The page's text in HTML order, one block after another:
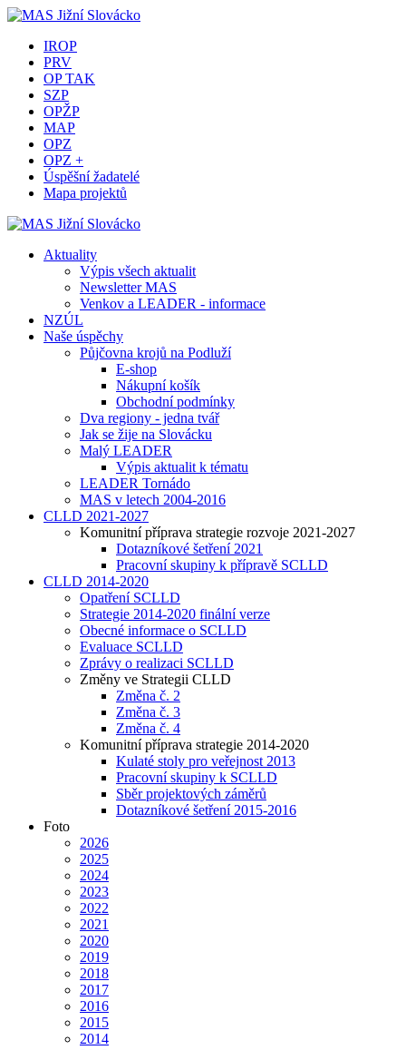
IROP
PRV
OP TAK
SZP
OPŽP
MAP
OPZ
OPZ +
Úspěšní žadatelé
Mapa projektů
Aktuality
Výpis všech aktualit
Newsletter MAS
Venkov a LEADER - informace
NZÚL
Naše úspěchy
Půjčovna krojů na Podluží
E-shop
Nákupní košík
Obchodní podmínky
Dva regiony - jedna tvář
Jak se žije na Slovácku
Malý LEADER
Výpis aktualit k tématu
LEADER Tornádo
MAS v letech 2004-2016
CLLD 2021-2027
Komunitní příprava strategie rozvoje 2021-2027
Dotazníkové šetření 2021
Pracovní skupiny k přípravě SCLLD
CLLD 2014-2020
Opatření SCLLD
Strategie 2014-2020 finální verze
Obecné informace o SCLLD
Evaluace SCLLD
Zprávy o realizaci SCLLD
Změny ve Strategii CLLD
Změna č. 2
Změna č. 3
Změna č. 4
Komunitní příprava strategie 2014-2020
Kulaté stoly pro veřejnost 2013
Pracovní skupiny k SCLLD
Sběr projektových záměrů
Dotazníkové šetření 2015-2016
Foto
2026
2025
2024
2023
2022
2021
2020
2019
2018
2017
2016
2015
2014